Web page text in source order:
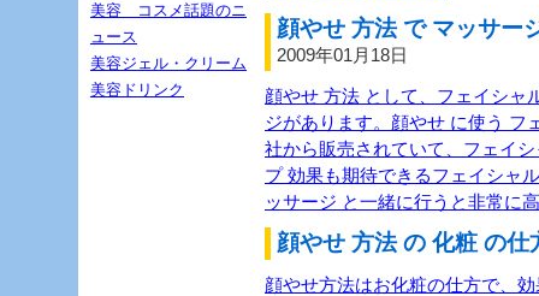
美容 コスメ話題のニ
ュース
美容ジェル・クリーム
美容ドリンク
顔やせ 方法 で マッサー
2009年01月18日
顔やせ 方法 として、フェイシャ
ジがあります。顔やせ に使う フ
社から販売されていて、フェイ
プ 効果も期待できるフェイシャ
ッサージ と一緒に行うと非常に
顔やせ 方法 の 化粧 の
顔やせ方法はお化粧の仕方で、